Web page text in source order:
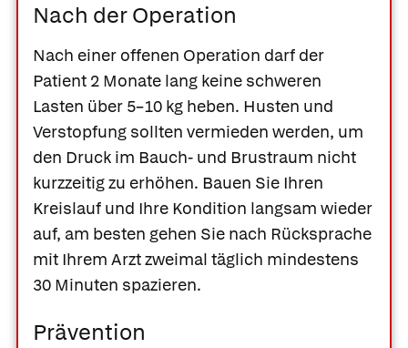
Nach der Operation
Nach einer offenen Operation darf der
Patient 2 Monate lang keine schweren
Lasten über 5–10 kg heben. Husten und
Verstopfung sollten vermieden werden, um
den Druck im Bauch- und Brustraum nicht
kurzzeitig zu erhöhen. Bauen Sie Ihren
Kreislauf und Ihre Kondition langsam wieder
auf, am besten gehen Sie nach Rücksprache
mit Ihrem Arzt zweimal täglich mindestens
30 Minuten spazieren.
Prävention